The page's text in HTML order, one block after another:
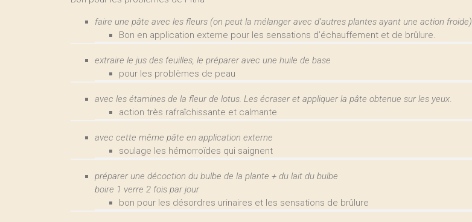
faire une pâte avec les fleurs (on peut la mélanger avec d’autres plantes ayant une action froide)
Bon en application externe pour les sensations d’échauffement et de brûlure.
extraire le jus des feuilles, le préparer avec une huile de base
pour les problèmes de peau
avec les étamines de la fleur de lotus. Les écraser et appliquer la pâte obtenue sur les yeux.
action très rafraîchissante et calmante
avec cette même pâte en application externe
soulage les hémorroïdes qui saignent
préparer une décoction du bulbe de la plante + du lait du bulbe
boire 1 verre 2 fois par jour
bon pour les désordres urinaires et les sensations de brûlure